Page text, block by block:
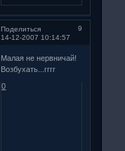
Поделиться
9
14-12-2007 10:14:57
Малая не нервничай!
Возбухать...гггг
0